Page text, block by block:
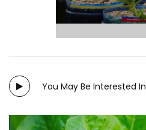
You May Be Interested In